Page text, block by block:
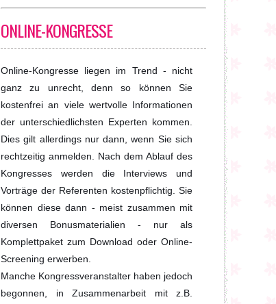
ONLINE-KONGRESSE
Online-Kongresse liegen im Trend - nicht
ganz zu unrecht, denn so können Sie
kostenfrei an viele wertvolle Informationen
der unterschiedlichsten Experten kommen.
Dies gilt allerdings nur dann, wenn Sie sich
rechtzeitig anmelden. Nach dem Ablauf des
Kongresses werden die Interviews und
Vorträge der Referenten kostenpflichtig. Sie
können diese dann - meist zusammen mit
diversen Bonusmaterialien - nur als
Komplettpaket zum Download oder Online-
Screening erwerben.
Manche Kongressveranstalter haben jedoch
begonnen, in Zusammenarbeit mit z.B.